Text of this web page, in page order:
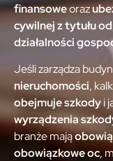
finansoweoraz
cywilnej z tytułu
działalności
Jeśli zarządza
nieruchomości,
obejmuje szkodyi
wyrządzenia
branże mają
obowiązkowe oc,